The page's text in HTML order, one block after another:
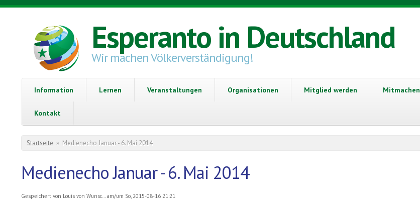
Direkt zum Inhalt
Esperanto in Deutschland
Wir machen Völkerverständigung!
Information Lernen Veranstaltungen Organisationen Mitglied werden Mitmachen
Kontakt
Sie sind hier
Startseite » Medienecho Januar - 6. Mai 2014
Medienecho Januar - 6. Mai 2014
Gespeichert von Louis von Wunsc...am/um So, 2015-08-16 21:21